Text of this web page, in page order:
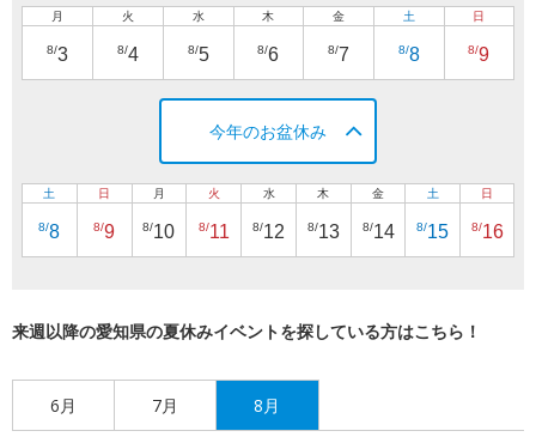
月
8/3
火
8/4
水
8/5
木
8/6
金
8/7
土
8/8
日
8/9
今年のお盆休み
土
8/8
日
8/9
月
8/10
火
8/11
水
8/12
木
8/13
金
8/14
土
8/15
日
8/16
来週以降の愛知県の夏休みイベントを探している方はこちら！
6月 7月 8月